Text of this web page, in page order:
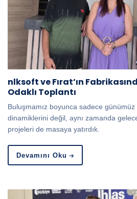
nlksoft ve Fırat’ın
Odaklı Toplantı
Buluşmamız boyunca sadece günümüz
dinamiklerini değil, aynı zamanda
projeleri de masaya yatırdık.
Devamını Oku